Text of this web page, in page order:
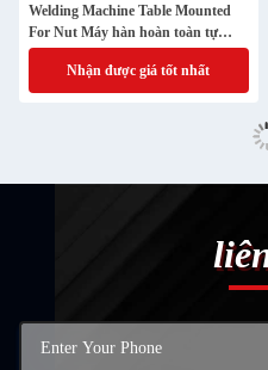
Welding Machine Table Mounted
For Nut Máy hàn hoàn toàn tự
động
Nhận được giá tốt nhất